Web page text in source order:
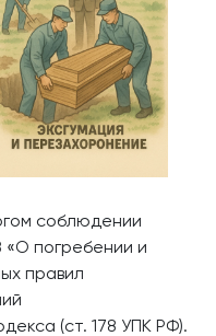
соблюдении
погребении и
правил
(ст. 178 УПК РФ).